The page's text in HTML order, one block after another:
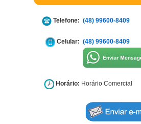
Telefone: (48) 99600-8409
Celular: (48) 99600-8409
Horário: Horário Comercial